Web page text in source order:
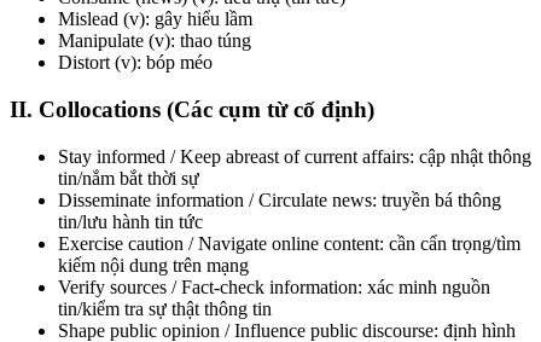
Mislead (v): gây hiểu lầm
Manipulate (v): thao túng
Distort (v): bóp méo
II. Collocations (Các cụm từ cố định)
Stay informed / Keep abreast of current affairs: cập nhật thông
tin/nắm bắt thời sự
Disseminate information / Circulate news: truyền bá thông
tin/lưu hành tin tức
Exercise caution / Navigate online content: cần cẩn trọng/tìm
kiếm nội dung trên mạng
Verify sources / Fact-check information: xác minh nguồn
tin/kiểm tra sự thật thông tin
Shape public opinion / Influence public discourse: định hình